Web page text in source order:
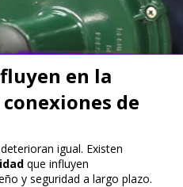
en la
de
igual. Existen
que influyen
y seguridad a largo plazo.